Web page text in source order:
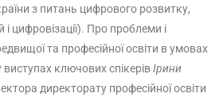
з питань цифрового розвитку,
цифровізації). Про проблеми і
та професійної освіти в умовах
ключових спікерівІрини
директорату професійної освіти